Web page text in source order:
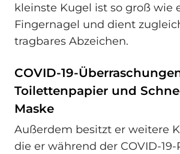
kleinste Kugel ist so groß wie
Fingernagel und dient
tragbares Abzeichen.
COVID-19-
Toilettenpapier und
Maske
Außerdem besitzt er weitere
die er während der COVID-